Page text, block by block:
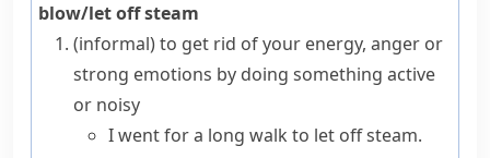
blow/let off steam
(informal)to get rid of your energy, anger or
strong emotions by doing something active
or noisy
I went for a long walk to let off steam.